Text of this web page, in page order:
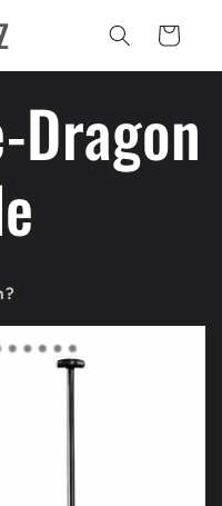
Carrinho
Dragon